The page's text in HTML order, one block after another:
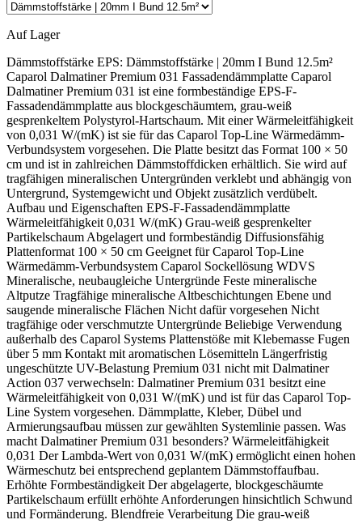
Auf Lager
Dämmstoffstärke EPS: Dämmstoffstärke | 20mm I Bund 12.5m²
Caparol Dalmatiner Premium 031 Fassadendämmplatte Caparol
Dalmatiner Premium 031 ist eine formbeständige EPS-F-
Fassadendämmplatte aus blockgeschäumtem, grau-weiß
gesprenkeltem Polystyrol-Hartschaum. Mit einer Wärmeleitfähigkeit
von 0,031 W/(mK) ist sie für das Caparol Top-Line Wärmedämm-
Verbundsystem vorgesehen. Die Platte besitzt das Format 100 × 50
cm und ist in zahlreichen Dämmstoffdicken erhältlich. Sie wird auf
tragfähigen mineralischen Untergründen verklebt und abhängig von
Untergrund, Systemgewicht und Objekt zusätzlich verdübelt.
Aufbau und Eigenschaften EPS-F-Fassadendämmplatte
Wärmeleitfähigkeit 0,031 W/(mK) Grau-weiß gesprenkelter
Partikelschaum Abgelagert und formbeständig Diffusionsfähig
Plattenformat 100 × 50 cm Geeignet für Caparol Top-Line
Wärmedämm-Verbundsystem Caparol Sockellösung WDVS
Mineralische, neubaugleiche Untergründe Feste mineralische
Altputze Tragfähige mineralische Altbeschichtungen Ebene und
saugende mineralische Flächen Nicht dafür vorgesehen Nicht
tragfähige oder verschmutzte Untergründe Beliebige Verwendung
außerhalb des Caparol Systems Plattenstöße mit Klebemasse Fugen
über 5 mm Kontakt mit aromatischen Lösemitteln Längerfristig
ungeschützte UV-Belastung Premium 031 nicht mit Dalmatiner
Action 037 verwechseln: Dalmatiner Premium 031 besitzt eine
Wärmeleitfähigkeit von 0,031 W/(mK) und ist für das Caparol Top-
Line System vorgesehen. Dämmplatte, Kleber, Dübel und
Armierungsaufbau müssen zur gewählten Systemlinie passen. Was
macht Dalmatiner Premium 031 besonders? Wärmeleitfähigkeit
0,031 Der Lambda-Wert von 0,031 W/(mK) ermöglicht einen hohen
Wärmeschutz bei entsprechend geplantem Dämmstoffaufbau.
Erhöhte Formbeständigkeit Der abgelagerte, blockgeschäumte
Partikelschaum erfüllt erhöhte Anforderungen hinsichtlich Schwund
und Formänderung. Blendfreie Verarbeitung Die grau-weiß